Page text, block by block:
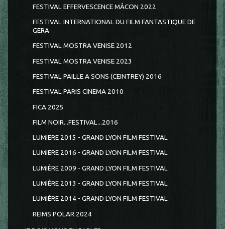
FESTIVAL EFFERVESCENCE MÂCON 2022
FESTIVAL INTERNATIONAL DU FILM FANTASTIQUE DE
GERA
FESTIVAL MOSTRA VENISE 2012
FESTIVAL MOSTRA VENISE 2023
FESTIVAL PAILLE A SONS (CEINTREY) 2016
FESTIVAL PARIS CINEMA 2010
FICA 2025
FILM NOIR...FESTIVAL...2016
LUMIERE 2015 - GRAND LYON FILM FESTIVAL
LUMIERE 2016 - GRAND LYON FILM FESTIVAL
LUMIÈRE 2009 - GRAND LYON FILM FESTIVAL
LUMIÈRE 2013 - GRAND LYON FILM FESTIVAL
LUMIÈRE 2014 - GRAND LYON FILM FESTIVAL
REIMS POLAR 2024